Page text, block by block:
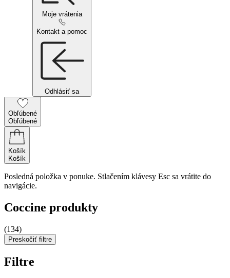
Moje vrátenia
Kontakt a pomoc
Odhlásiť sa
Obľúbené
Obľúbené
Košík
Košík
Posledná položka v ponuke. Stlačením klávesy Esc sa vrátite do
navigácie.
Coccine produkty
(134)
Preskočiť filtre
Filtre